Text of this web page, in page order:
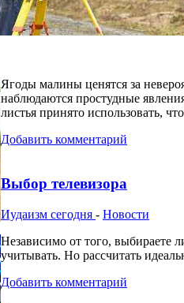
Ягоды малины ценятся за
наблюдаются простудные
листья принято использовать,
Добавить комментарий
Выбор телевизора
Иудаизм сегодня - Новости
Независимо от того, выбираете
учитывать. Но рассчитать
Добавить комментарий